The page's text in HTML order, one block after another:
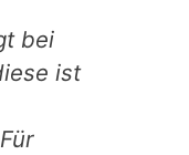
bei
ist